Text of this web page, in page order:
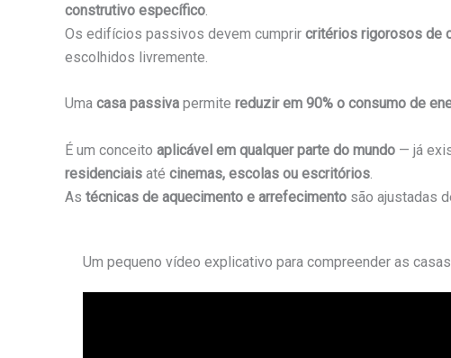
construtivo específico
Os edifícios passivos devem cumprir critérios rigorosos de
escolhidos livremente.
Uma casa passiva permite reduzir em 90% o consumo de
É um conceito aplicável em qualquer parte do mundo — já
residenciais até cinemas, escolas ou escritórios.
As técnicas de aquecimento e arrefecimento são ajustadas
Um pequeno vídeo explicativo para compreender as